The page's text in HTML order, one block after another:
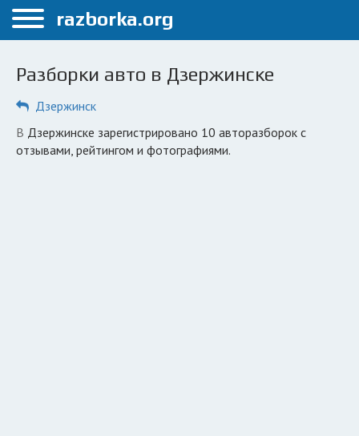
Меню
Дзержинск
ПОЛЬЗОВАТЕЛЯМ
Каталог разборок
Разборки авто в Дзержинске
Дзержинск
в Дзержинске зарегистрировано 10 авторазборок с
отзывами, рейтингом и фотографиями.
razborka.org